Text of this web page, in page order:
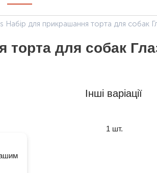
для прикрашання торта для собак
для собак
Інші варіації
1 шт.